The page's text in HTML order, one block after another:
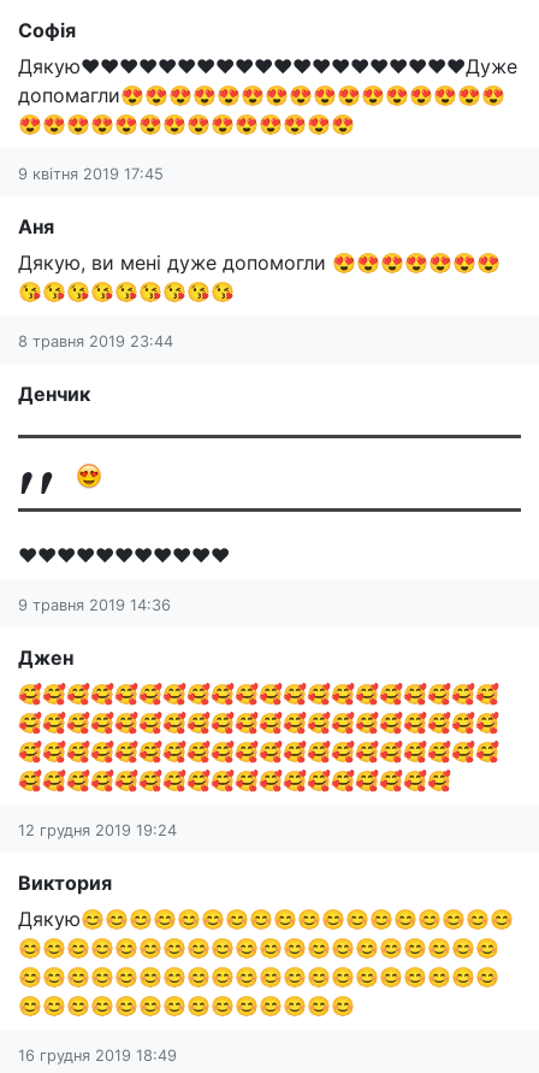
Софія
Дякую❤️❤️❤️❤️❤️❤️❤️❤️❤️❤️❤️❤️❤️❤️❤️❤️❤️❤️❤️❤️Дуже
допомагли😍😍😍😍😍😍😍😍😍😍😍😍😍😍😍😍
😍😍😍😍😍😍😍😍😍😍😍😍😍😍
9 квітня 2019 17:45
Аня
Дякую, ви мені дуже допомогли 😍😍😍😍😍😍😍
😘😘😘😘😘😘😘😘😘
8 травня 2019 23:44
Денчик
❤️❤️❤️❤️❤️❤️❤️❤️❤️❤️❤️
9 травня 2019 14:36
Джен
🥰🥰🥰🥰🥰🥰🥰🥰🥰🥰🥰🥰🥰🥰🥰🥰🥰🥰🥰🥰
🥰🥰🥰🥰🥰🥰🥰🥰🥰🥰🥰🥰🥰🥰🥰🥰🥰🥰🥰🥰
🥰🥰🥰🥰🥰🥰🥰🥰🥰🥰🥰🥰🥰🥰🥰🥰🥰🥰🥰🥰
🥰🥰🥰🥰🥰🥰🥰🥰🥰🥰🥰🥰🥰🥰🥰🥰🥰🥰
12 грудня 2019 19:24
Виктория
Дякую😊😊😊😊😊😊😊😊😊😊😊😊😊😊😊😊😊😊
😊😊😊😊😊😊😊😊😊😊😊😊😊😊😊😊😊😊😊😊
😊😊😊😊😊😊😊😊😊😊😊😊😊😊😊😊😊😊😊😊
😊😊😊😊😊😊😊😊😊😊😊😊😊😊
16 грудня 2019 18:49